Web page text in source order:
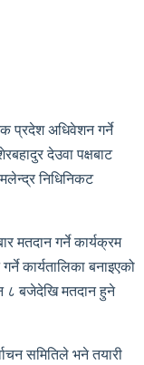
प्रदेश अधिवेशन गर्ने
देउवा पक्षबाट
निधिनिकट
मतदान गर्ने कार्यक्रम
कार्यतालिका बनाइएको
८ बजेदेखि मतदान हुने
समितिले भने तयारी